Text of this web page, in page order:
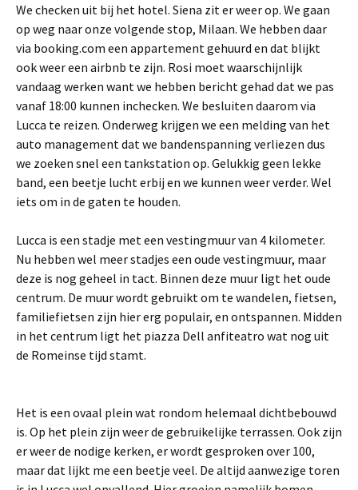
We checken uit bij het hotel. Siena zit er weer op. We gaan
op weg naar onze volgende stop, Milaan. We hebben daar
via booking.com een appartement gehuurd en dat blijkt
ook weer een airbnb te zijn. Rosi moet waarschijnlijk
vandaag werken want we hebben bericht gehad dat we pas
vanaf 18:00 kunnen inchecken. We besluiten daarom via
Lucca te reizen. Onderweg krijgen we een melding van het
auto management dat we bandenspanning verliezen dus
we zoeken snel een tankstation op. Gelukkig geen lekke
band, een beetje lucht erbij en we kunnen weer verder. Wel
iets om in de gaten te houden.
Lucca is een stadje met een vestingmuur van 4 kilometer.
Nu hebben wel meer stadjes een oude vestingmuur, maar
deze is nog geheel in tact. Binnen deze muur ligt het oude
centrum. De muur wordt gebruikt om te wandelen, fietsen,
familiefietsen zijn hier erg populair, en ontspannen. Midden
in het centrum ligt het piazza Dell anfiteatro wat nog uit
de Romeinse tijd stamt.
Het is een ovaal plein wat rondom helemaal dichtbebouwd
is. Op het plein zijn weer de gebruikelijke terrassen. Ook zijn
er weer de nodige kerken, er wordt gesproken over 100,
maar dat lijkt me een beetje veel. De altijd aanwezige toren